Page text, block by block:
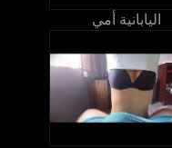
اليابانية أمي